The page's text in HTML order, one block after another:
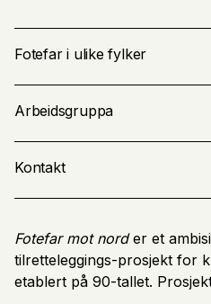
Fotefar i ulike fylker
Arbeidsgruppa
Kontakt
Fotefar mot norder et
tilretteleggings-prosjekt for
etablert på 90-tallet.